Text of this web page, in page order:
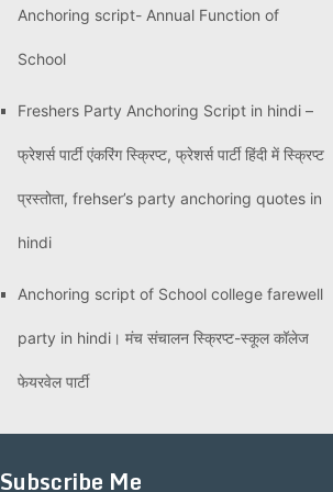
Anchoring script- Annual Function of
School
Freshers Party Anchoring Script in hindi –
फ्रेशर्स पार्टी एंकरिंग स्क्रिप्ट, फ्रेशर्स पार्टी हिंदी में स्क्रिप्ट
प्रस्तोता, frehser’s party anchoring quotes in
hindi
Anchoring script of School college farewell
party in hindi। मंच संचालन स्क्रिप्ट-स्कूल कॉलेज
फेयरवेल पार्टी
Subscribe Me